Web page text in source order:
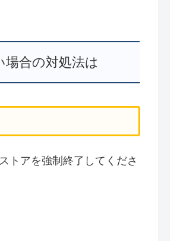
合の対処法は
トアを強制終了してくださ